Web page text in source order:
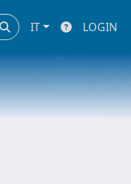
IT LOGIN